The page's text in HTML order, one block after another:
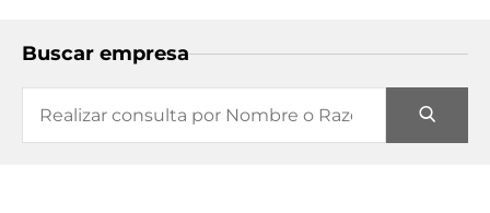
Buscar empresa